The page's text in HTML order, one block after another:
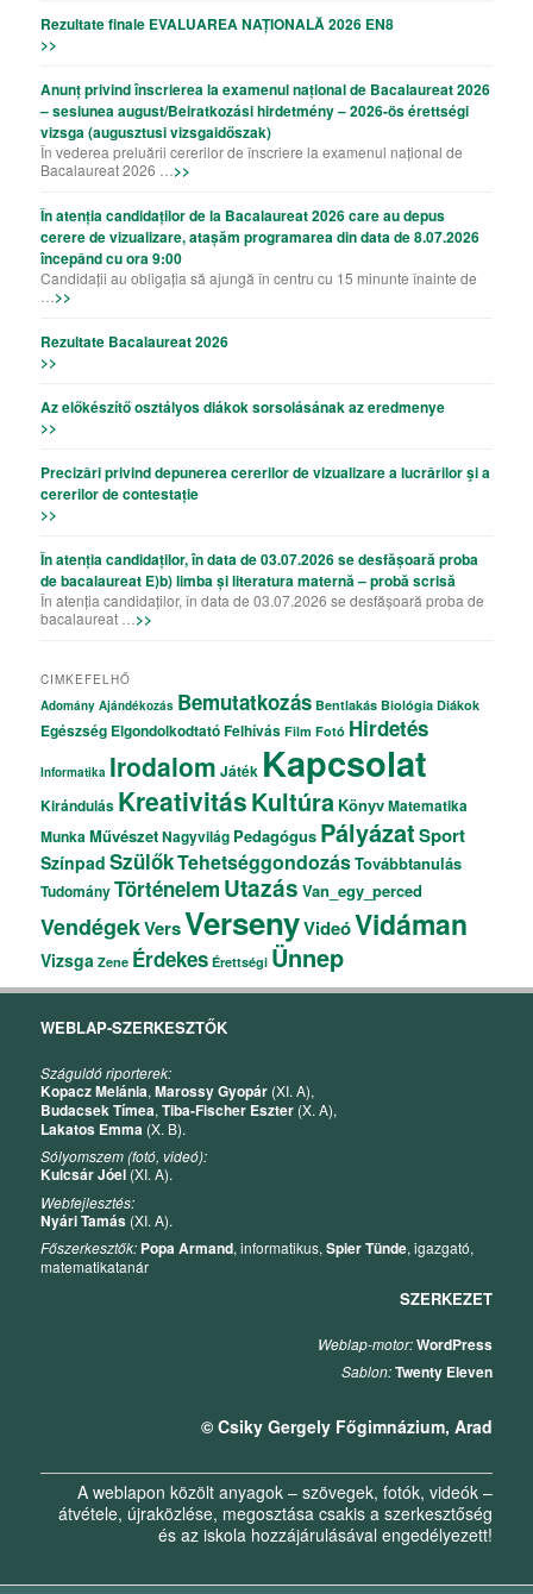
Rezultate finale EVALUAREA NAȚIONALĂ 2026 EN8
>>
Anunț privind înscrierea la examenul național de Bacalaureat 2026
– sesiunea august/Beiratkozási hirdetmény – 2026-ös érettségi
vizsga (augusztusi vizsgaidőszak)
În vederea preluării cererilor de înscriere la examenul național de
Bacalaureat 2026 … >>
În atenția candidaților de la Bacalaureat 2026 care au depus
cerere de vizualizare, atașăm programarea din data de 8.07.2026
începând cu ora 9:00
Candidații au obligația să ajungă în centru cu 15 minunte înainte de
>>
Rezultate Bacalaureat 2026
>>
Az előkészítő osztályos diákok sorsolásának az eredmenye
>>
Precizǎri privind depunerea cererilor de vizualizare a lucrǎrilor şi a
cererilor de contestație
>>
În atenția candidaților, în data de 03.07.2026 se desfășoară proba
de bacalaureat E)b) limba și literatura maternă – probă scrisă
În atenția candidaților, în data de 03.07.2026 se desfășoară proba de
bacalaureat … >>
CIMKEFELHŐ
Adomány Ajándékozás Bemutatkozás Bentlakás Biológia Diákok
Egészség ElgondolkodtatóFelhívás Film Fotó Hirdetés
Informatika Irodalom Játék Kapcsolat
Kirándulás KreativitásKultúra KönyvMatematika
MunkaMűvészetNagyvilág Pedagógus PályázatSport
Színpad SzülőkTehetséggondozásTovábbtanulás
TudományTörténelem Utazás Van_egy_perced
VendégekVersVersenyVideóVidáman
Vizsga Zene Érdekes Érettségi Ünnep
WEBLAP-SZERKESZTŐK
Száguldó riporterek:
Kopacz Melánia,Marossy Gyopár (XI. A),
Budacsek Tímea,Tiba-Fischer Eszter (X. A),
Lakatos Emma (X. B).
Sólyomszem (fotó, videó):
Kulcsár Jóel (XI. A).
Webfejlesztés:
Nyári Tamás (XI. A).
Főszerkesztők: Popa Armand, informatikus,Spier Tünde, igazgató,
matematikatanár
SZERKEZET
Weblap-motor:WordPress
Sablon:Twenty Eleven
© Csiky Gergely Főgimnázium, Arad
A weblapon közölt anyagok – szövegek, fotók, videók –
átvétele, újraközlése, megosztása csakis a szerkesztőség
és az iskola hozzájárulásával engedélyezett!